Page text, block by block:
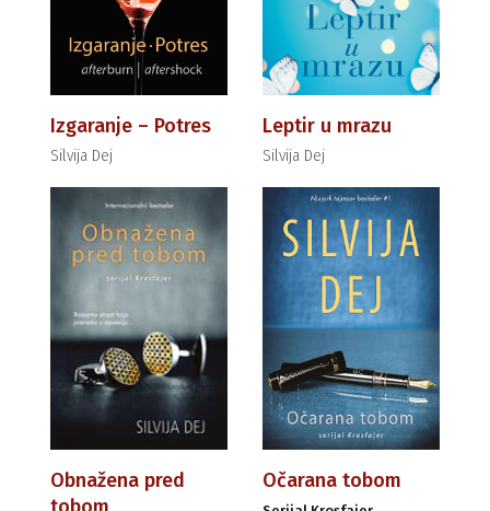
Izgaranje – Potres
Silvija Dej
Leptir u mrazu
Silvija Dej
Obnažena pred
Očarana tobom